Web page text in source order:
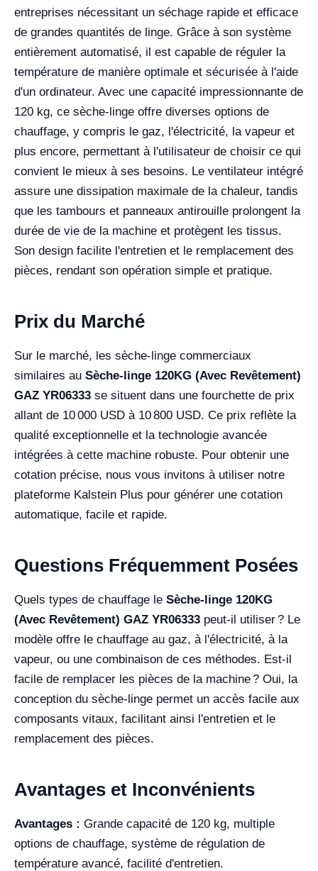
entreprises nécessitant un séchage rapide et efficace
de grandes quantités de linge. Grâce à son système
entièrement automatisé, il est capable de réguler la
température de manière optimale et sécurisée à l'aide
d'un ordinateur. Avec une capacité impressionnante de
120 kg, ce sèche-linge offre diverses options de
chauffage, y compris le gaz, l'électricité, la vapeur et
plus encore, permettant à l'utilisateur de choisir ce qui
convient le mieux à ses besoins. Le ventilateur intégré
assure une dissipation maximale de la chaleur, tandis
que les tambours et panneaux antirouille prolongent la
durée de vie de la machine et protègent les tissus.
Son design facilite l'entretien et le remplacement des
pièces, rendant son opération simple et pratique.
Prix du Marché
Sur le marché, les sèche-linge commerciaux
similaires au Sèche-linge 120KG (Avec Revêtement)
GAZ YR06333 se situent dans une fourchette de prix
allant de 10 000 USD à 10 800 USD. Ce prix reflète la
qualité exceptionnelle et la technologie avancée
intégrées à cette machine robuste. Pour obtenir une
cotation précise, nous vous invitons à utiliser notre
plateforme Kalstein Plus pour générer une cotation
automatique, facile et rapide.
Questions Fréquemment Posées
Quels types de chauffage le Sèche-linge 120KG
(Avec Revêtement) GAZ YR06333 peut-il utiliser ? Le
modèle offre le chauffage au gaz, à l'électricité, à la
vapeur, ou une combinaison de ces méthodes. Est-il
facile de remplacer les pièces de la machine ? Oui, la
conception du sèche-linge permet un accès facile aux
composants vitaux, facilitant ainsi l'entretien et le
remplacement des pièces.
Avantages et Inconvénients
Avantages : Grande capacité de 120 kg, multiple
options de chauffage, système de régulation de
température avancé, facilité d'entretien.